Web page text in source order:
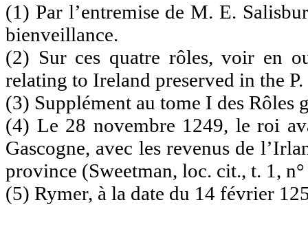
(1) Par l’entremise de M. E.
bienveillance.
(2) Sur ces quatre rôles, voir en
relating to Ireland preserved in the
(3) Supplément au tome I des Rôles
(4) Le 28 novembre 1249, le roi
Gascogne, avec les revenus de
province (Sweetman, loc. cit., t. 1,
(5) Rymer, à la date du 14 février